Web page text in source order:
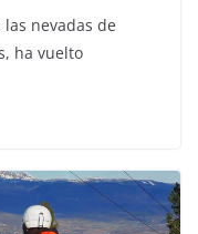
nevadas de
ha vuelto